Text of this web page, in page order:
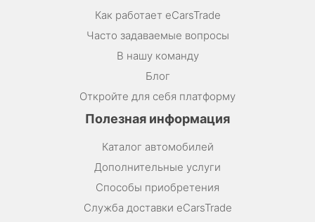
Как работает eCarsTrade
Часто задаваемые вопросы
В нашу команду
Блог
Откройте для себя платформу
Полезная информация
Каталог автомобилей
Дополнительные услуги
Способы приобретения
Служба доставки eCarsTrade